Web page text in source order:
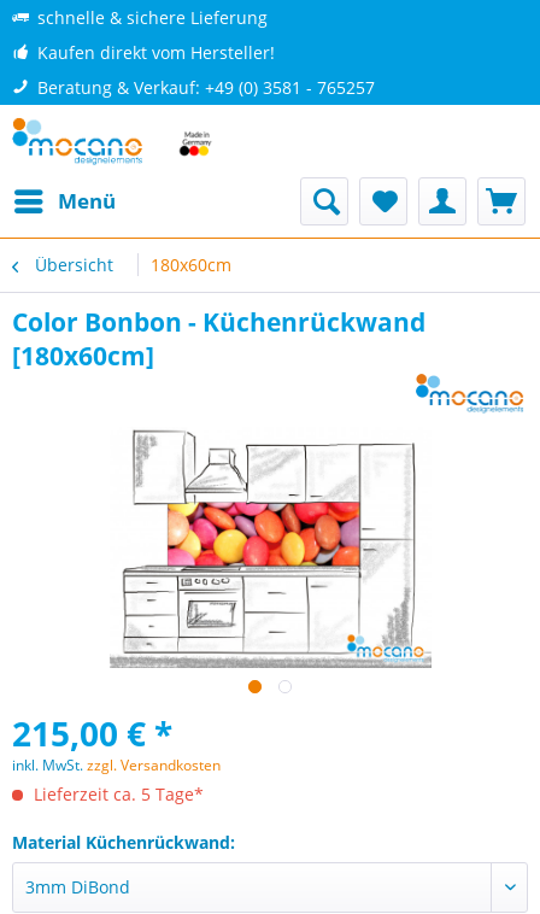
schnelle & sichere Lieferung
Kaufen direkt vom Hersteller!
Beratung & Verkauf: +49 (0) 3581 - 765257
Menü
Übersicht 180x60cm
Color Bonbon - Küchenrückwand
[180x60cm]
215,00 € *
inkl. MwSt.zzgl. Versandkosten
Lieferzeit ca. 5 Tage*
Material Küchenrückwand: